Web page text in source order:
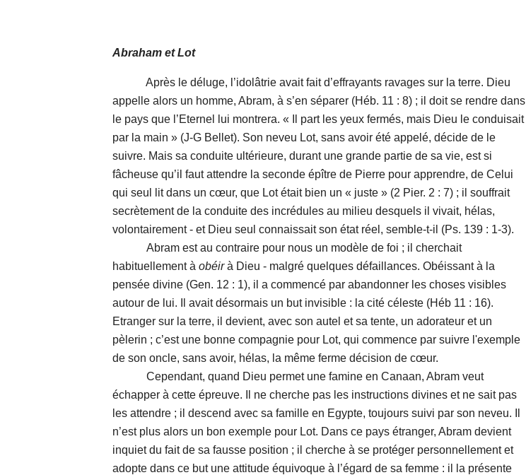
Abraham et Lot
Après le déluge, l’idolâtrie avait fait d’effrayants ravages sur la terre. Dieu
appelle alors un homme, Abram, à s’en séparer (Héb. 11 : 8) ; il doit se rendre dans
le pays que l’Eternel lui montrera. « Il part les yeux fermés, mais Dieu le conduisait
par la main » (J-G Bellet). Son neveu Lot, sans avoir été appelé, décide de le
suivre. Mais sa conduite ultérieure, durant une grande partie de sa vie, est si
fâcheuse qu’il faut attendre la seconde épître de Pierre pour apprendre, de Celui
qui seul lit dans un cœur, que Lot était bien un « juste » (2 Pier. 2 : 7) ; il souffrait
secrètement de la conduite des incrédules au milieu desquels il vivait, hélas,
volontairement - et Dieu seul connaissait son état réel, semble-t-il (Ps. 139 : 1-3).
Abram est au contraire pour nous un modèle de foi ; il cherchait
habituellement à obéirà Dieu - malgré quelques défaillances. Obéissant à la
pensée divine (Gen. 12 : 1), il a commencé par abandonner les choses visibles
autour de lui. Il avait désormais un but invisible : la cité céleste (Héb 11 : 16).
Etranger sur la terre, il devient, avec son autel et sa tente, un adorateur et un
pèlerin ; c’est une bonne compagnie pour Lot, qui commence par suivre l'exemple
de son oncle, sans avoir, hélas, la même ferme décision de cœur.
Cependant, quand Dieu permet une famine en Canaan, Abram veut
échapper à cette épreuve. Il ne cherche pas les instructions divines et ne sait pas
les attendre ; il descend avec sa famille en Egypte, toujours suivi par son neveu. Il
n’est plus alors un bon exemple pour Lot. Dans ce pays étranger, Abram devient
inquiet du fait de sa fausse position ; il cherche à se protéger personnellement et
adopte dans ce but une attitude équivoque à l’égard de sa femme : il la présente